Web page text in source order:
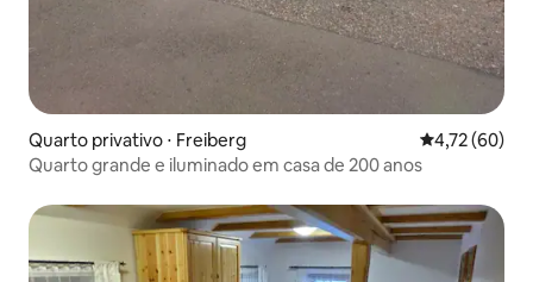
Quarto privativo ⋅ Freiberg 4,72 de uma
4,72 (60)
Quarto grande e iluminado em casa de 200 anos